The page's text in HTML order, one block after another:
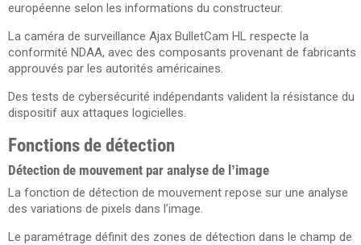
européenne selon les informations du constructeur.
La caméra de surveillance Ajax BulletCam HL respecte la
conformité NDAA, avec des composants provenant de fabricants
approuvés par les autorités américaines.
Des tests de cybersécurité indépendants valident la résistance du
dispositif aux attaques logicielles.
Fonctions de détection
Détection de mouvement par analyse de l’image
La fonction de détection de mouvement repose sur une analyse
des variations de pixels dans l’image.
Le paramétrage définit des zones de détection dans le champ de